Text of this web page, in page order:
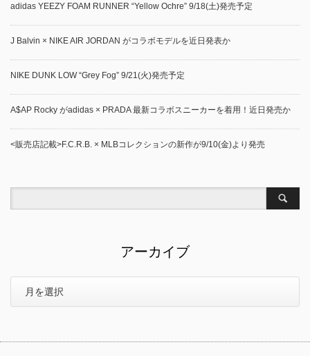
adidas YEEZY FOAM RUNNER “Yellow Ochre” 9/18(土)発売予定
J Balvin × NIKE AIR JORDAN がコラボモデルを近日発表か
NIKE DUNK LOW “Grey Fog” 9/21(火)発売予定
A$AP Rocky がadidas × PRADA 最新コラボスニーカーを着用！近日発売か
<販売店記載>F.C.R.B. × MLBコレクションの新作が9/10(金)より発売
アーカイブ